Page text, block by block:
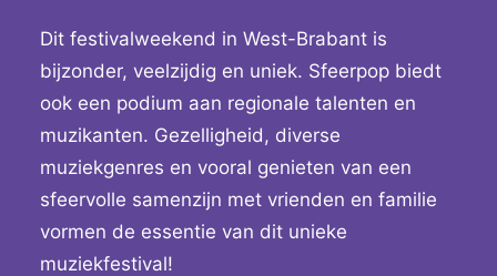
Dit festivalweekend in West-Brabant is
bijzonder, veelzijdig en uniek. Sfeerpop biedt
ook een podium aan regionale talenten en
muzikanten. Gezelligheid, diverse
muziekgenres en vooral genieten van een
sfeervolle samenzijn met vrienden en familie
vormen de essentie van dit unieke
muziekfestival!